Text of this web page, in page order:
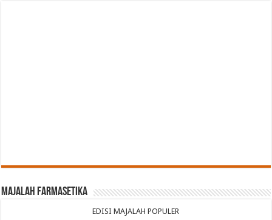
Majalah Farmasetika
EDISI MAJALAH POPULER